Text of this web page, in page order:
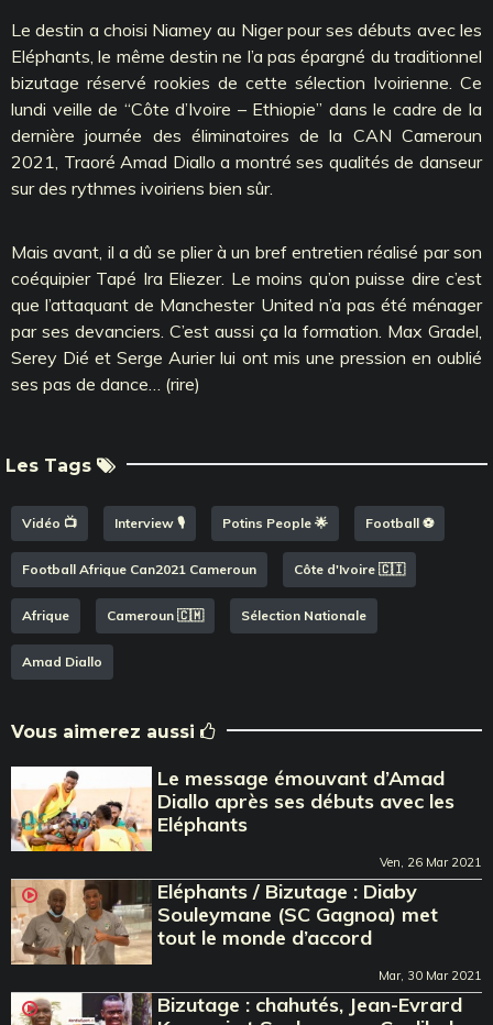
Le destin a choisi Niamey au Niger pour ses débuts avec les
Eléphants, le même destin ne l’a pas épargné du traditionnel
bizutage réservé rookies de cette sélection Ivoirienne. Ce
lundi veille de ‘‘Côte d’Ivoire – Ethiopie’’ dans le cadre de la
dernière journée des éliminatoires de la CAN Cameroun
2021, Traoré Amad Diallo a montré ses qualités de danseur
sur des rythmes ivoiriens bien sûr.
Mais avant, il a dû se plier à un bref entretien réalisé par son
coéquipier Tapé Ira Eliezer. Le moins qu’on puisse dire c’est
que l’attaquant de Manchester United n’a pas été ménager
par ses devanciers. C’est aussi ça la formation. Max Gradel,
Serey Dié et Serge Aurier lui ont mis une pression en oublié
ses pas de dance… (rire)
Les Tags
Vidéo 📺 Interview 🎙️ Potins People 🌟 Football ⚽️
Football Afrique Can2021 Cameroun Côte d'Ivoire 🇨🇮
Afrique Cameroun 🇨🇲 Sélection Nationale
Amad Diallo
Vous aimerez aussi
Le message émouvant d’Amad
Diallo après ses débuts avec les
Eléphants
Ven, 26 Mar 2021
Eléphants / Bizutage : Diaby
Souleymane (SC Gagnoa) met
tout le monde d’accord
Mar, 30 Mar 2021
Bizutage : chahutés, Jean-Evrard